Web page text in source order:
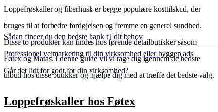
Sådan finder du den bedste bank til dit behov
Professionel vejmarkering til din virksomhed eller byggeplads
Går det lidt for godt for din virksomhed?
Loppefrøskaller og fiberhusk er begge populære kosttilskud, der
bruges til at forbedre fordøjelsen og fremme en generel sundhed.
Disse to produkter kan findes hos førende detailbutikker såsom
Føtex og Matas. I denne guide vil vi tage dig igennem de bedste
tilbud hos disse butikker og hjælpe dig med at træffe det bedste valg.
Loppefrøskaller hos Føtex